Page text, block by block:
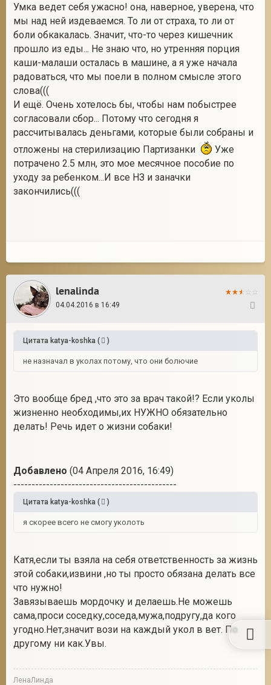
Умка ведет себя ужасно! она, наверное, уверена, что
мы над ней издеваемся. То ли от страха, то ли от
боли обкакалась. Значит, что-то через кишечник
прошло из еды... Не знаю что, но утренняя порция
каши-малаши осталась в машине, а я уже начала
радоваться, что мы поели в полном смысле этого
слова(((
И ещё. Очень хотелось бы, чтобы нам побыстрее
согласовали сбор... Потому что сегодня я
рассчитывалась деньгами, которые были собраны и
отложены на стерилизацию Партизанки
Уже
потрачено 2.5 млн, это мое месячное пособие по
уходу за ребенком...И все НЗ и заначки
закончились(((
lenalinda
04.04.2016 в 16:49
Цитата katya-koshka ( )
не назначал в уколах потому, что они болючие
Это вообще бред ,что это за врач такой!? Если уколы
жизненно необходимы,их НУЖНО обязательно
делать! Речь идет о жизни собаки!
Добавлено (04 Апреля 2016, 16:49)
---------------------------------------------
Цитата katya-koshka ( )
я скорее всего не смогу уколоть
Катя,если ты взяла на себя ответственность за жизнь
этой собаки,извини ,но ты просто обязана делать все
что нужно!
Завязываешь мордочку и делаешь.Не можешь
сама,проси соседку,соседа,мужа,подругу,да кого
угодно.Нет,значит вози на каждый укол в вет. По
другому ни как.Увы.
ЛенаЛинда